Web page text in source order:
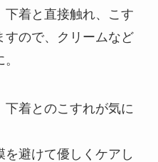
着と直接触れ、こす
すので、クリームなど
着とのこすれが気に
を避けて優しくケアし